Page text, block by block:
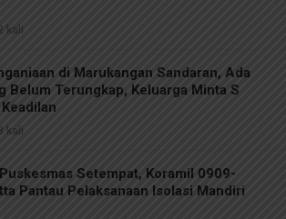
kali
di Marukangan Sandaran, Ada
Belum Terungkap, Keluarga Minta S
Setempat, Koramil 0909-
Pantau Pelaksanaan Isolasi Mandiri